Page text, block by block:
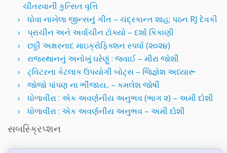
ચીતરવાની કુત્સિત વૃત્તિ
ધોવા નાખેલા જીન્સનું ગીત – ચંદ્રકાન્ત શાહ; પઠન RJ દેવકી
પ્રાચીન અને અર્વાચીન ટોક્યો – દર્શા કિકાણી
છઠ્ઠી અક્ષરનાદ માઇક્રોફિક્શન સ્પર્ધા (૨૦૨૪)
રાજસ્થાનનું અનોખું ઘરેણું : જવાઈ – મીરા જોશી
ટ્વિટરના કેટલાક ઉપયોગી બોટ્સ – જિજ્ઞેશ અધ્યારૂ
જોજો પાંપણ ના ભીંજાય.. – કમલેશ જોષી
ધોળાવીરા : એક અવર્ણનીય અનુભવ (ભાગ ૨) – અમી દોશી
ધોળાવીરા : એક અવર્ણનીય અનુભવ – અમી દોશી
સબસ્ક્રિપ્શન